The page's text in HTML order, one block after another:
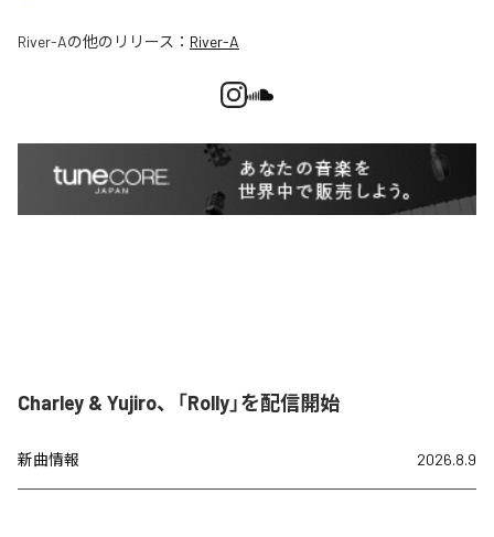
River-Aの他のリリース： River-A
Charley & Yujiro、「Rolly」を配信開始
新曲情報 2026.8.9